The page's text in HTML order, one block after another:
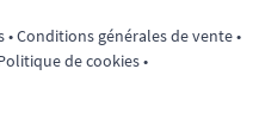
•Conditions générales de vente•
de cookies•